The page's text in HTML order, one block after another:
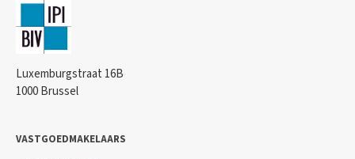
Luxemburgstraat 16B
1000 Brussel
VASTGOEDMAKELAARS